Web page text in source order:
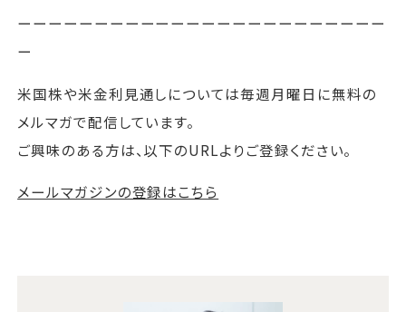
ーーーーーーーーーーーーーーーーーーーーーーーー
ー
米国株や米金利見通しについては毎週月曜日に無料の
メルマガで配信しています。
ご興味のある方は、以下のURLよりご登録ください。
メールマガジンの登録はこちら